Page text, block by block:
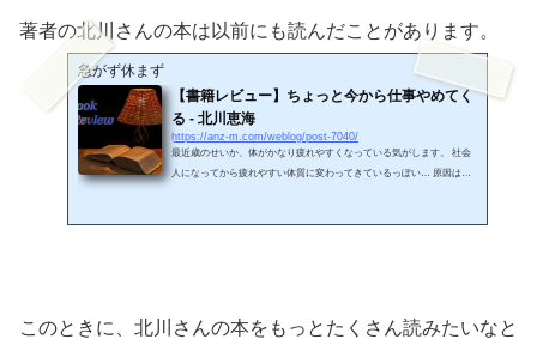
著者の北川さんの本は以前にも読んだことがあります。
急がず休まず
【書籍レビュー】ちょっと今から仕事やめてく
る - 北川恵海
https://anz-m.com/weblog/post-7040/
最近歳のせいか、体がかなり疲れやすくなっている気がします。 社会
人になってから疲れやすい体質に変わってきているっぽい… 原因はな
このときに、北川さんの本をもっとたくさん読みたいなと